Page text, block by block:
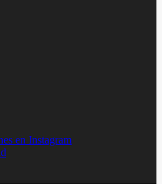
en Instagram